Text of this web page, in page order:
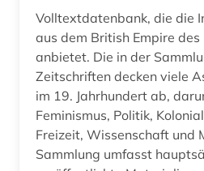
berlin-kreuzberg (1)
berliner mauer (1)
berne
Volltextdatenbank, die die
aus dem British Empire des
anbietet. Die in der
Zeitschriften decken viele
im 19. Jahrhundert ab,
Feminismus, Politik,
Freizeit, Wissenschaft und
Sammlung umfasst